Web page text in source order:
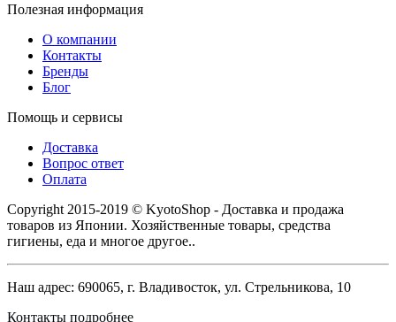
Полезная информация
О компании
Контакты
Бренды
Блог
Помощь и сервисы
Доставка
Вопрос ответ
Оплата
Copyright 2015-2019 © KyotoShop - Доставка и продажа
товаров из Японии. Хозяйственные товары, средства
гигиены, еда и многое другое..
Наш адрес: 690065, г. Владивосток, ул. Стрельникова, 10
Контакты подробнее